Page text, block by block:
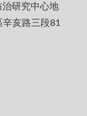
研究中心地
亥路三段81